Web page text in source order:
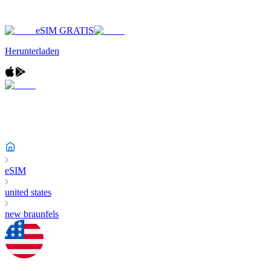
eSIM GRATIS
Herunterladen
eSIM
united states
new braunfels